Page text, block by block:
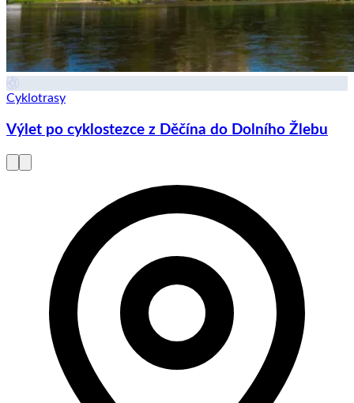
Cyklotrasy
Výlet po cyklostezce z Děčína do Dolního Žlebu